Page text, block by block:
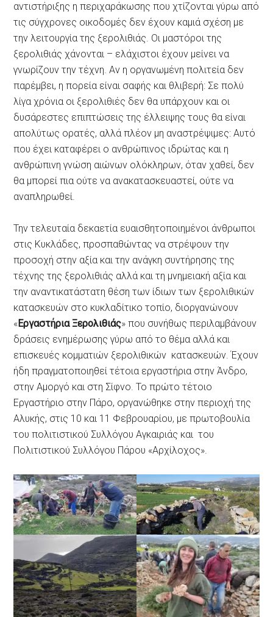
αντιστήριξης η περιχαράκωσης που χτίζονται γύρω από
τις σύγχρονες οικοδομές δεν έχουν καμιά σχέση με
την λειτουργία της ξερολιθιάς. Οι μαστόροι της
ξερολιθιάς χάνονται – ελάχιστοι έχουν μείνει να
γνωρίζουν την τέχνη. Αν η οργανωμένη πολιτεία δεν
παρέμβει, η πορεία είναι σαφής και θλιβερή: Σε πολύ
λίγα χρόνια οι ξερολιθιές δεν θα υπάρχουν και οι
δυσάρεστες επιπτώσεις της έλλειψης τους θα είναι
απολύτως ορατές, αλλά πλέον μη αναστρέψιμες: Αυτό
που έχει καταφέρει ο ανθρώπινος ιδρώτας και η
ανθρώπινη γνώση αιώνων ολόκληρων, όταν χαθεί, δεν
θα μπορεί πια ούτε να ανακατασκευαστεί, ούτε να
αναπληρωθεί.
Την τελευταία δεκαετία ευαισθητοποιημένοι άνθρωποι
στις Κυκλάδες, προσπαθώντας να στρέψουν την
προσοχή στην αξία και την ανάγκη συντήρησης της
τέχνης της ξερολιθιάς αλλά και τη μνημειακή αξία και
την αναντικατάστατη θέση των ίδιων των ξερολιθικών
κατασκευών στο κυκλαδίτικο τοπίο, διοργανώνουν
«Εργαστήρια Ξερολιθιάς» που συνήθως περιλαμβάνουν
δράσεις ενημέρωσης γύρω από το θέμα αλλά και
επισκευές κομματιών ξερολιθικών κατασκευών. Έχουν
ήδη πραγματοποιηθεί τέτοια εργαστήρια στην Άνδρο,
στην Αμοργό και στη Σίφνο. Το πρώτο τέτοιο
Εργαστήριο στην Πάρο, οργανώθηκε στην περιοχή της
Αλυκής, στις 10 και 11 Φεβρουαρίου, με πρωτοβουλία
του πολιτιστικού Συλλόγου Αγκαιριάς και του
Πολιτιστικού Συλλόγου Πάρου «Αρχίλοχος».